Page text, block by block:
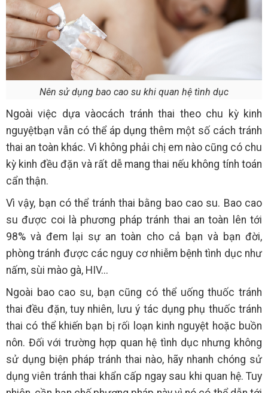
Nên sử dụng bao cao su khi quan hệ tình dục
Ngoài việc dựa vàocách tránh thai theo chu kỳ kinh
nguyệtbạn vẫn có thể áp dụng thêm một số cách tránh
thai an toàn khác. Vì không phải chị em nào cũng có chu
kỳ kinh đều đặn và rất dễ mang thai nếu không tính toán
cẩn thận.
Vì vậy, bạn có thể tránh thai bằng bao cao su. Bao cao
su được coi là phương pháp tránh thai an toàn lên tới
98% và đem lại sự an toàn cho cả bạn và bạn đời,
phòng tránh được các nguy cơ nhiễm bệnh tình dục như
nấm, sùi mào gà, HIV...
Ngoài bao cao su, bạn cũng có thể uống thuốc tránh
thai đều đặn, tuy nhiên, lưu ý tác dụng phụ thuốc tránh
thai có thể khiến bạn bị rối loạn kinh nguyệt hoặc buồn
nôn. Đối với trường hợp quan hệ tình dục nhưng không
sử dụng biện pháp tránh thai nào, hãy nhanh chóng sử
dụng viên tránh thai khẩn cấp ngay sau khi quan hệ. Tuy